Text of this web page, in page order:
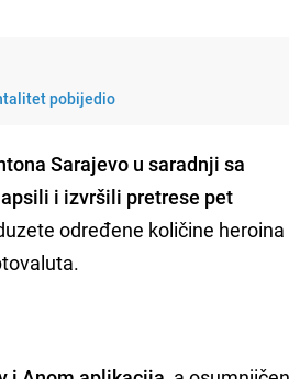
pobijedio
Sarajevo u saradnji sa
i izvršili pretrese pet
određene količine heroina